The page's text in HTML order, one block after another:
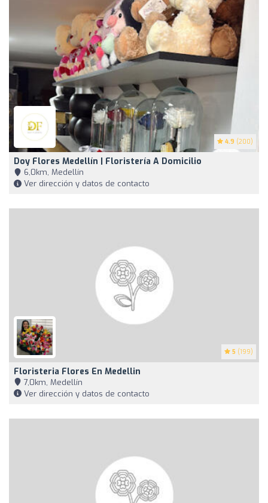
4.9 (200)
Doy Flores Medellín | Floristería A Domicilio
6,0km, Medellín
Ver dirección y datos de contacto
5 (199)
Floristeria Flores En Medellin
7,0km, Medellín
Ver dirección y datos de contacto